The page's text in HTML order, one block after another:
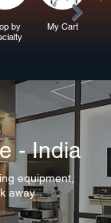
by
My Cart
- India
equipment,
away